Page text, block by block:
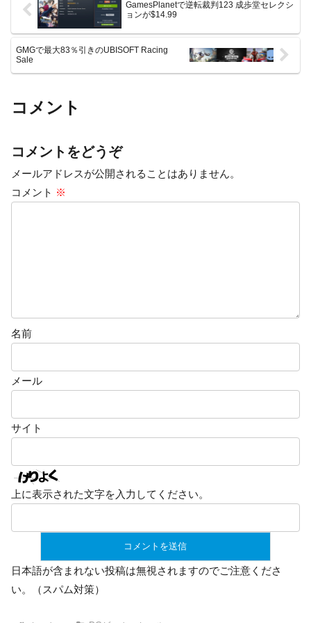
GamesPlanetで逆転裁判123 成歩堂セレクシ
ョンが$14.99
GMGで最大83％引きのUBISOFT Racing
Sale
コメント
コメントをどうぞ
メールアドレスが公開されることはありません。
コメント ※
名前
メール
サイト
上に表示された文字を入力してください。
日本語が含まれない投稿は無視されますのでご注意くださ
い。（スパム対策）